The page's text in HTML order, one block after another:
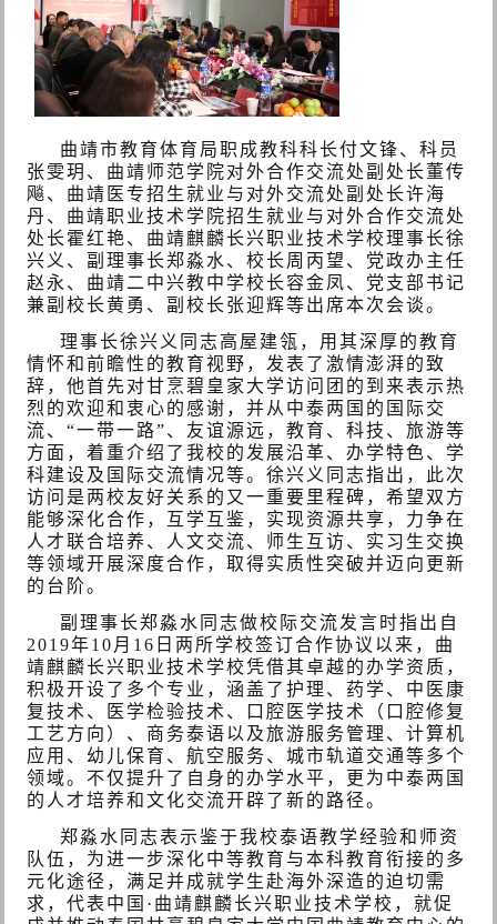
曲靖市教育体育局职成教科科长付文锋、科员
张雯玥、曲靖师范学院对外合作交流处副处长董传
飚、曲靖医专招生就业与对外交流处副处长许海
丹、曲靖职业技术学院招生就业与对外合作交流处
处长霍红艳、曲靖麒麟长兴职业技术学校理事长徐
兴义、副理事长郑淼水、校长周丙望、党政办主任
赵永、曲靖二中兴教中学校长容金凤、党支部书记
兼副校长黄勇、副校长张迎辉等出席本次会谈。
理事长徐兴义同志高屋建瓴，用其深厚的教育
情怀和前瞻性的教育视野，发表了激情澎湃的致
辞，他首先对甘烹碧皇家大学访问团的到来表示热
烈的欢迎和衷心的感谢，并 从中泰两国的国际交
流、“一带一路”、友谊源远，教育、科技、旅游等
方面，着重介绍了我校的发展沿革、办学特色、学
科建设及国际交流情况等。徐兴义同志指出，此次
访问是两校友好关系的又一重要里程碑，希望双方
能够深化合作，互学互鉴，实现资源共享，力争在
人才联合培养、人文交流、师生互访、实习生交换
等领域开展深度合作，取得实质性突破并迈向更新
的台阶。
副理事长郑淼水同志做校际交流发言时指出自
2019年10月16日两所学校签订合作协议以来，曲
靖麒麟长兴职业技术学校凭借其卓越的办学资质，
积极开设了多个专业，涵盖了护理、药学、中医康
复技术、医学检验技术、口腔医学技术（口腔修复
工艺方向）、商务泰语以及旅游服务管理、计算机
应用、幼儿保育、航空服务、城市轨道交通等多个
领域。不仅提升了自身的办学水平，更为中泰两国
的人才培养和文化交流开辟了新的路径。
郑淼水同志表示鉴于我校泰语教学经验和师资
队伍， 为进一步深化中等教育与本科教育衔接的多
元化途径，满足并成就学生赴海外深造的迫切需
求，代表中国·曲靖麒麟长兴职业技术学校，就促